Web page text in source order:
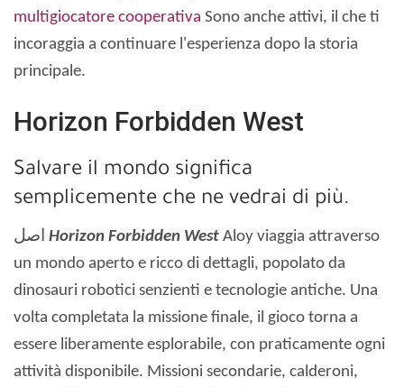
multigiocatore cooperativa Sono anche attivi, il che ti
incoraggia a continuare l'esperienza dopo la storia
principale.
Horizon Forbidden West
Salvare il mondo significa
semplicemente che ne vedrai di più.
Horizon Forbidden West Aloy viaggia attraverso
un mondo aperto e ricco di dettagli, popolato da
dinosauri robotici senzienti e tecnologie antiche. Una
volta completata la missione finale, il gioco torna a
essere liberamente esplorabile, con praticamente ogni
attività disponibile. Missioni secondarie, calderoni,